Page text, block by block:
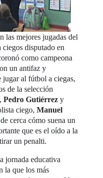
las mejores jugadas del
disputado en
como campeona
un antifaz y
jugar al fútbol a ciegas,
de la selección
Pedro Gutiérrez y
ciego,Manuel
cerca cómo suena un
que es el oído a la
un penalti.
jornada educativa
la que los más